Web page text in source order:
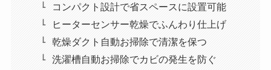
コンパクト設計で省スペースに設置可能
ヒーターセンサー乾燥でふんわり仕上げ
乾燥ダクト自動お掃除で清潔を保つ
洗濯槽自動お掃除でカビの発生を防ぐ